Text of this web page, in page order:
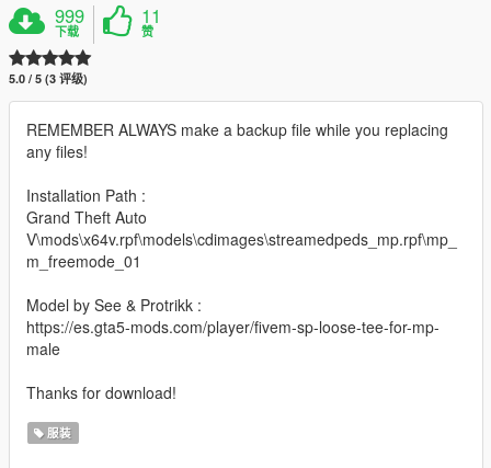
999
下载
11
赞
5.0 / 5 (3 评级)
REMEMBER ALWAYS make a backup file while you replacing
any files!
Installation Path :
Grand Theft Auto
V\mods\x64v.rpf\models\cdimages\streamedpeds_mp.rpf\mp_
m_freemode_01
Model by See & Protrikk :
https://es.gta5-mods.com/player/fivem-sp-loose-tee-for-mp-
male
Thanks for download!
服装